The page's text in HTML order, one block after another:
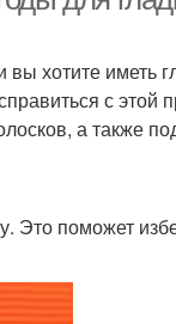
вы хотите иметь
с этой
а также
Это поможет